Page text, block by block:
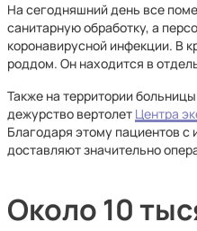
На сегодняшний день все
санитарную обработку, а
коронавирусной инфекции. В
роддом. Он находится в
Также на территории
дежурство вертолет Центра
Благодаря этому пациентов
доставляют значительно
Около 10